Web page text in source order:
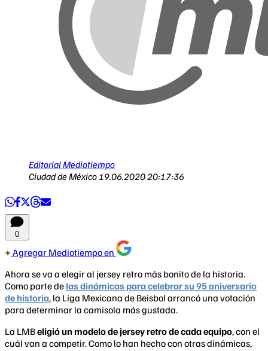
Editorial Mediotiempo
Ciudad de México 19.06.2020 20:17:36
0
Agregar Mediotiempo en
Ahora se va a elegir al jersey retro más bonito de la historia.
Como parte de las dinámicas para celebrar su 95 aniversario
de historia, la Liga Mexicana de Beisbol arrancó una votación
para determinar la camisola más gustada.
La LMBeligió un modelo de jersey retro de cada equipo, con el
cuál van a competir. Como lo han hecho con otras dinámicas,